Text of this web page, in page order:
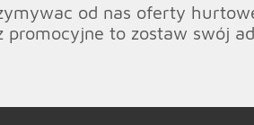
od nas oferty
promocyjne to zostaw swój